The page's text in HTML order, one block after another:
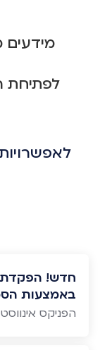
מידעים
לפתיחת
חדש!
באמצעות
הפניקס אינווסט